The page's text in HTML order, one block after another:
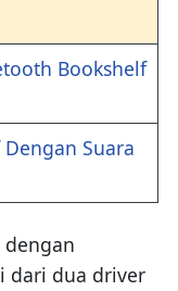
Bookshelf
Dengan Suara
dengan
dari dua driver